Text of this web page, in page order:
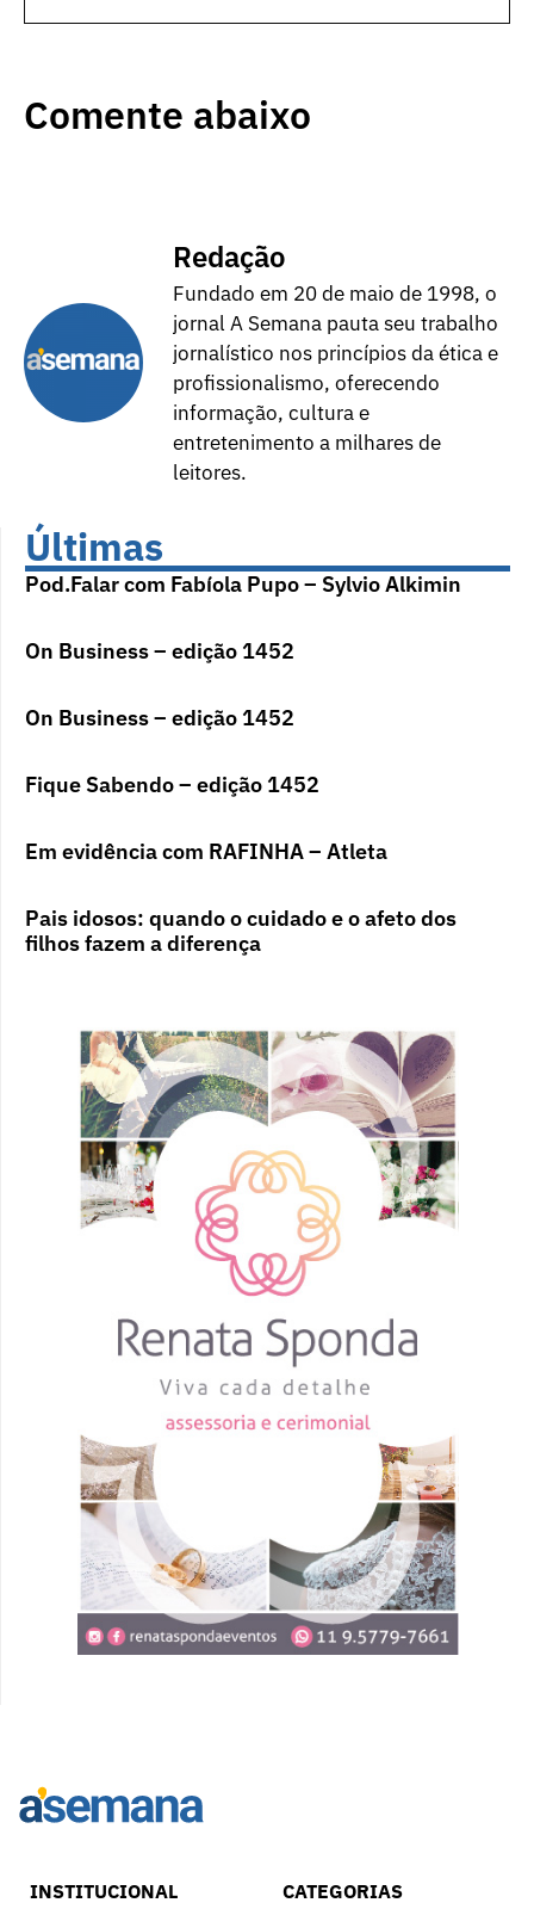
Comente abaixo
Redação
Fundado em 20 de maio de 1998, o
jornal A Semana pauta seu trabalho
jornalístico nos princípios da ética e
profissionalismo, oferecendo
informação, cultura e
entretenimento a milhares de
leitores.
Últimas
Pod.Falar com Fabíola Pupo – Sylvio Alkimin
On Business – edição 1452
On Business – edição 1452
Fique Sabendo – edição 1452
Em evidência com RAFINHA – Atleta
Pais idosos: quando o cuidado e o afeto dos
filhos fazem a diferença
INSTITUCIONAL CATEGORIAS